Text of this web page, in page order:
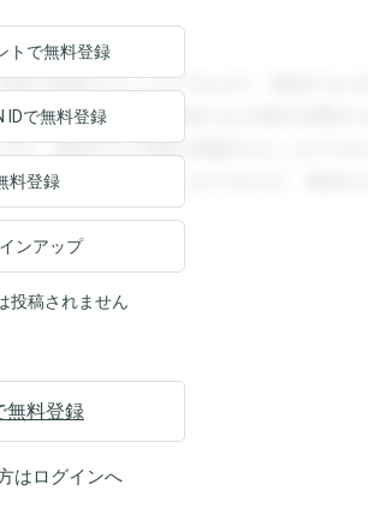
答を閲覧することができます。登録すると回
ことができます。登録すると回答を閲覧する
す。登録すると回答を閲覧することができま
と回答を閲覧することができます。登録する
トで無料登録
IDで無料登録
料登録
ンアップ
投稿されません
無料登録
はログインへ